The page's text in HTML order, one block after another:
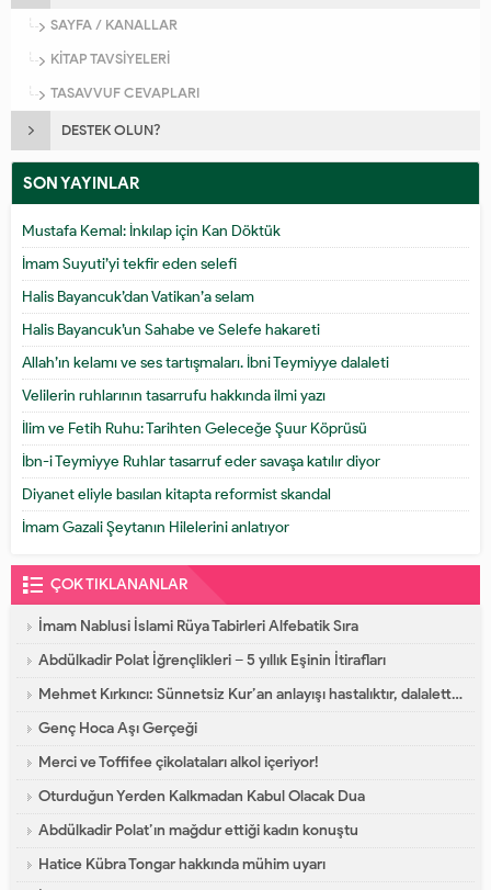
SAYFA / KANALLAR
KİTAP TAVSİYELERİ
TASAVVUF CEVAPLARI
DESTEK OLUN?
SON YAYINLAR
Mustafa Kemal: İnkılap için Kan Döktük
İmam Suyuti’yi tekfir eden selefi
Halis Bayancuk’dan Vatikan’a selam
Halis Bayancuk’un Sahabe ve Selefe hakareti
Allah’ın kelamı ve ses tartışmaları. İbni Teymiyye dalaleti
Velilerin ruhlarının tasarrufu hakkında ilmi yazı
İlim ve Fetih Ruhu: Tarihten Geleceğe Şuur Köprüsü
İbn-i Teymiyye Ruhlar tasarruf eder savaşa katılır diyor
Diyanet eliyle basılan kitapta reformist skandal
İmam Gazali Şeytanın Hilelerini anlatıyor
ÇOK TIKLANANLAR
İmam Nablusi İslami Rüya Tabirleri Alfebatik Sıra
Abdülkadir Polat İğrençlikleri – 5 yıllık Eşinin İtirafları
Mehmet Kırkıncı: Sünnetsiz Kur’an anlayışı hastalıktır, dalalettir!
Genç Hoca Aşı Gerçeği
Merci ve Toffifee çikolataları alkol içeriyor!
Oturduğun Yerden Kalkmadan Kabul Olacak Dua
Abdülkadir Polat’ın mağdur ettiği kadın konuştu
Hatice Kübra Tongar hakkında mühim uyarı